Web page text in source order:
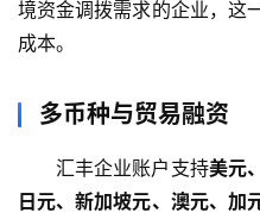
境资金调拨需求的企业，这
成本。
多币种与贸易融资
汇丰企业账户支持美元
日元、新加坡元、澳元、加